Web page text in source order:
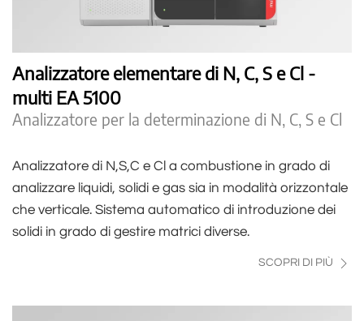
Analizzatore elementare di N, C, S e Cl -
multi EA 5100
Analizzatore per la determinazione di N, C, S e Cl
Analizzatore di N,S,C e Cl a combustione in grado di
analizzare liquidi, solidi e gas sia in modalità orizzontale
che verticale. Sistema automatico di introduzione dei
solidi in grado di gestire matrici diverse.
SCOPRI DI PIÙ